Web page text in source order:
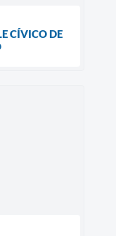
CÍVICO DE